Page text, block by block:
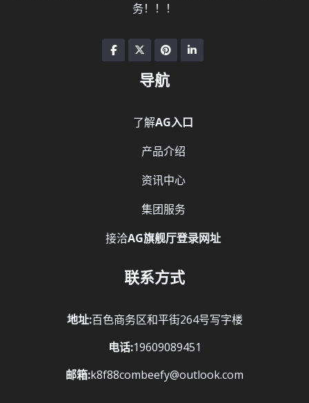
务！！！
导航
了解AG入口
产品介绍
资讯中心
集团服务
接洽AG旗舰厅登录网址
联系方式
地址:百色商务区和平街264号写字楼
电话:19609089451
邮箱:k8f88combeefy@outlook.com